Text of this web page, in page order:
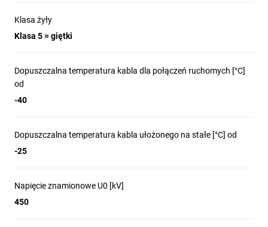
Klasa żyły
Klasa 5 = giętki
Dopuszczalna temperatura kabla dla połączeń ruchomych [°C]
od
-40
Dopuszczalna temperatura kabla ułożonego na stałe [°C] od
-25
Napięcie znamionowe U0 [kV]
450